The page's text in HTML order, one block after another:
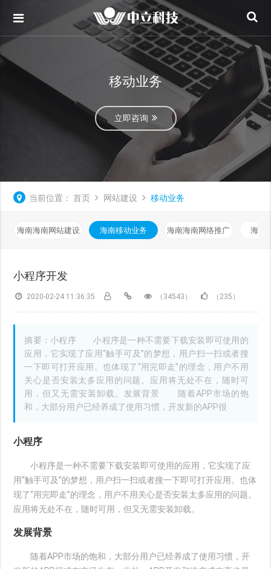
移动业务
立即咨询
当前位置： 首页 网站建设 移动业务
海南海南网站建设 海南移动业务 海南海南网络推广 海南
小程序开发
2020-02-24 11:36:35 （34543） （235）
摘要：小程序 小程序是一种不需要下载安装即可使用的
应用，它实现了应用“触手可及”的梦想，用户扫一扫或者搜
一下即可打开应用。也体现了“用完即走”的理念，用户不用
关心是否安装太多应用的问题。应用将无处不在，随时可
用，但又无需安装卸载。发展背景 随着APP市场的饱
和，大部分用户已经养成了使用习惯，开发新的APP很
小程序
小程序是一种不需要下载安装即可使用的应用，它实现了应
用“触手可及”的梦想，用户扫一扫或者搜一下即可打开应用。也体
现了“用完即走”的理念，用户不用关心是否安装太多应用的问题。
应用将无处不在，随时可用，但又无需安装卸载。
发展背景
随着APP市场的饱和，大部分用户已经养成了使用习惯，开